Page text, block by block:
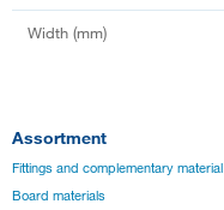
Width (mm)
Assortment
Fittings and complementary material
Board materials